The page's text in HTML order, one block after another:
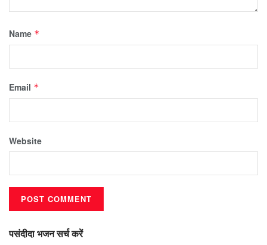
Name *
Email *
Website
पसंदीदा भजन सर्च करें